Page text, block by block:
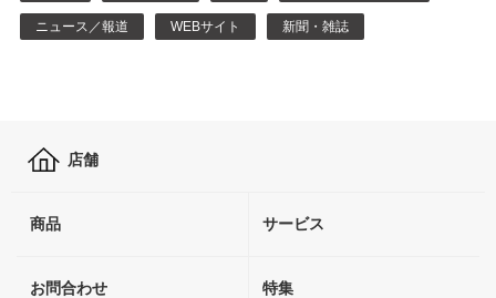
ニュース／報道 WEBサイト 新聞・雑誌
店舗
商品 サービス
お問合わせ 特集